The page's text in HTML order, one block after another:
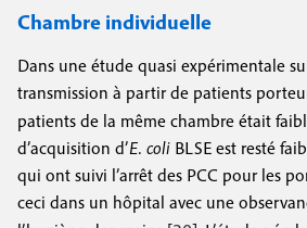
Chambre individuelle
Dans une étude quasi expérimentale
transmission à partir de patients
patients de la même chambre était
d’acquisition d’E. coli BLSE est resté
qui ont suivi l’arrêt des PCC pour les
ceci dans un hôpital avec une